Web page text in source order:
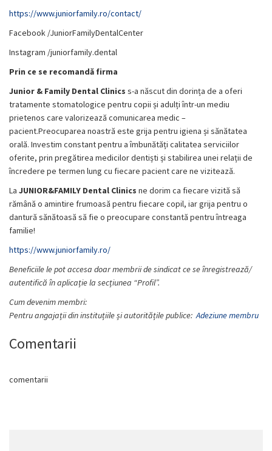
https://www.juniorfamily.ro/contact/
Facebook /JuniorFamilyDentalCenter
Instagram /juniorfamily.dental
Prin ce se recomandă firma
Junior & Family Dental Clinics s-a născut din dorința de a oferi
tratamente stomatologice pentru copii și adulți într-un mediu
prietenos care valorizează comunicarea medic –
pacient.Preocuparea noastră este grija pentru igiena și sănătatea
orală. Investim constant pentru a îmbunătăți calitatea serviciilor
oferite, prin pregătirea medicilor dentiști și stabilirea unei relații de
încredere pe termen lung cu fiecare pacient care ne vizitează.
La JUNIOR&FAMILY Dental Clinics ne dorim ca fiecare vizită să
rămână o amintire frumoasă pentru fiecare copil, iar grija pentru o
dantură sănătoasă să fie o preocupare constantă pentru întreaga
familie!
https://www.juniorfamily.ro/
Beneficiile le pot accesa doar membrii de sindicat ce se înregistrează/
autentifică în aplicație la secțiunea “Profil”.
Cum devenim membri:
Pentru angajații din instituțiile și autoritățile publice:Adeziune membru
Comentarii
comentarii